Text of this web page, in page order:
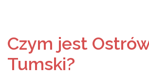
Czym jest
Tumski?